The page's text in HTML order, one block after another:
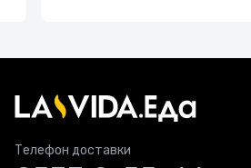
Телефон доставки